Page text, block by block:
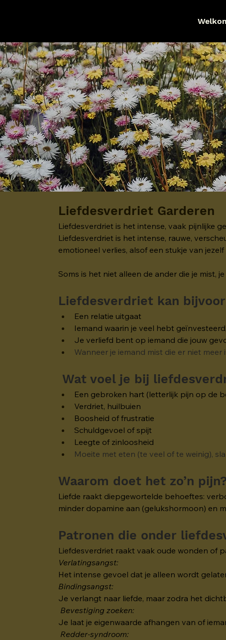
Liefdesverdriet Garderen
Liefdesverdriet is het intense, vaak pijnlijke
Liefdesverdriet is het intense, rauwe,
emotioneel verlies, alsof een stukje van
Soms is het niet alleen de ander die je mist,
Liefdesverdriet kan
Een relatie uitgaat
Iemand waarin je veel hebt
Je verliefd bent op iemand die jouw
Wanneer je iemand mist die er niet meer
Wat voel je bij
Een gebroken hart (letterlijk pijn op de
Verdriet, huilbuien
Boosheid of frustratie
Schuldgevoel of spijt
Leegte of zinloosheid
Moeite met eten (te veel of te weinig),
Waarom doet het zo’n
Liefde raakt diepgewortelde behoeftes:
minder dopamine aan (gelukshormoon) en
Patronen die onder
Liefdesverdriet raakt vaak oude wonden of
Verlatingsangst:
Het intense gevoel dat je alleen wordt
Bindingsangst:
Je verlangt naar liefde, maar zodra het
Bevestiging zoeken:
Je laat je eigenwaarde afhangen van of
Redder-syndroom: